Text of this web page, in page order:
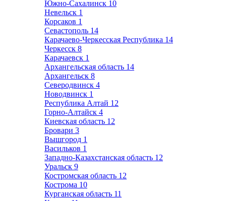
Южно-Сахалинск 10
Невельск 1
Корсаков 1
Севастополь 14
Карачаево-Черкесская Республика 14
Черкесск 8
Карачаевск 1
Архангельская область 14
Архангельск 8
Северодвинск 4
Новодвинск 1
Республика Алтай 12
Горно-Алтайск 4
Киевская область 12
Бровари 3
Вышгород 1
Васильков 1
Западно-Казахстанская область 12
Уральск 9
Костромская область 12
Кострома 10
Курганская область 11